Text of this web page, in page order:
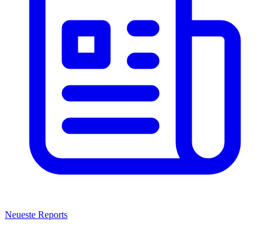
Neueste Reports